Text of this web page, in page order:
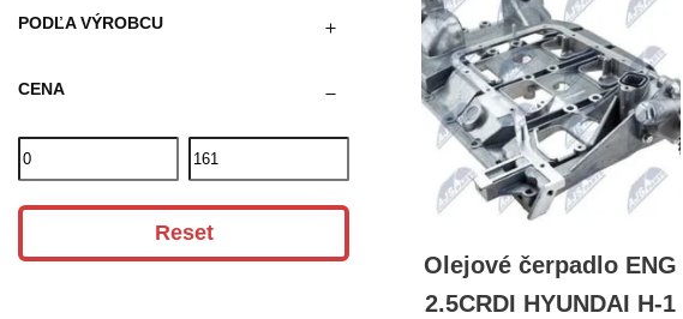
PODĽA VÝROBCU
CENA
Reset
Olejové čerpadlo ENG
2.5CRDI HYUNDAI H-1